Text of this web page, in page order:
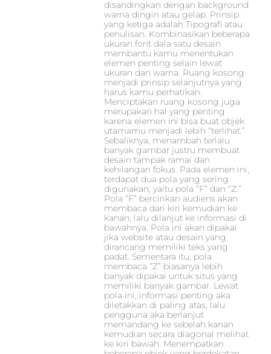
disandingkan dengan background
warna dingin atau gelap. Prinsip
yang ketiga adalah Tipografi atau
penulisan. Kombinasikan beberapa
ukuran font dala satu desain
membantu kamu menentukan
elemen penting selain lewat
ukuran dan warna. Ruang kosong
menjadi prinsip selanjutnya yang
harus kamu perhatikan.
Menciptakan ruang kosong juga
merupakan hal yang penting
karena elemen ini bisa buat objek
utamamu menjadi lebih “terlihat.”
Sebaliknya, menambah terlalu
banyak gambar justru membuat
desain tampak ramai dan
kehilangan fokus. Pada elemen ini,
terdapat dua pola yang sering
digunakan, yaitu pola “F” dan “Z.”
Pola “F” bercirikan audiens akan
membaca dari kiri kemudian ke
kanan, lalu dilanjut ke informasi di
bawahnya. Pola ini akan dipakai
jika website atau desain yang
dirancang memiliki teks yang
padat. Sementara itu, pola
membaca “Z” biasanya lebih
banyak dipakai untuk situs yang
memiliki banyak gambar. Lewat
pola ini, informasi penting aka
diletakkan di paling atas, lalu
pengguna aka berlanjut
memandang ke sebelah kanan
kemudian secara diagonal melihat
ke kiri bawah. Menempatkan